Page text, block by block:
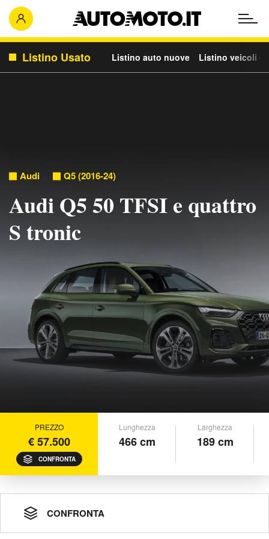
Listino Usato Listino auto nuove Listino veicoli
Audi Q5 (2016-24)
Audi Q5 50 TFSI e quattro
S tronic
PREZZO
€ 57.500
CONFRONTA
Lunghezza
466 cm
Larghezza
189 cm
CONFRONTA